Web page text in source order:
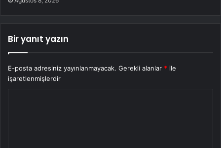
Bir yanıt yazın
E-posta adresiniz yayınlanmayacak. Gerekli alanlar * ile
işaretlenmişlerdir